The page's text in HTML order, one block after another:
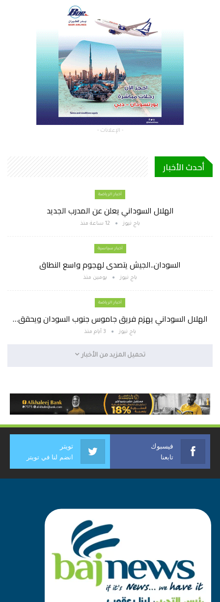
- الإعلانات -
أحدث الأخبار
أخبار الرياضة
الهلال السوداني يعلن عن المدرب الجديد
باج نيوز 12 ساعة منذ
أخبار سياسية
السودان..الجيش يتصدى لهجوم واسع النطاق
باج نيوز يومين منذ
أخبار الرياضة
الهلال السوداني يهزم فريق جاموس جنوب السودان ويحقق…
باج نيوز 3 أيام منذ
تحميل المزيد من الأخبار
فيسبوك
تابعنا
تويتر
انضم لنا في تويتر